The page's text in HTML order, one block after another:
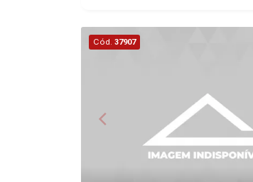
Cód. 37907